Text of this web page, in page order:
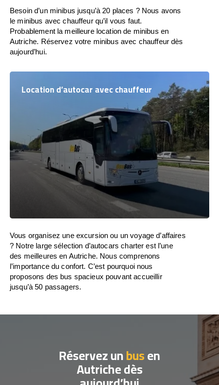
Besoin d’un minibus jusqu’à 20 places ? Nous avons
le minibus avec chauffeur qu’il vous faut.
Probablement la meilleure location de minibus en
Autriche. Réservez votre minibus avec chauffeur dès
aujourd’hui.
Location d’autocar avec chauffeur
Vous organisez une excursion ou un voyage d’affaires
? Notre large sélection d’autocars charter est l’une
des meilleures en Autriche. Nous comprenons
l’importance du confort. C’est pourquoi nous
proposons des bus spacieux pouvant accueillir
jusqu’à 50 passagers.
Réservez unbusen
Autriche dès